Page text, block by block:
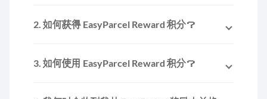
2. 如何获得 EasyParcel Reward 积分？
立即自动反映在您的EasyParcel奖励页面
3. 如何使用 EasyParcel Reward 积分？